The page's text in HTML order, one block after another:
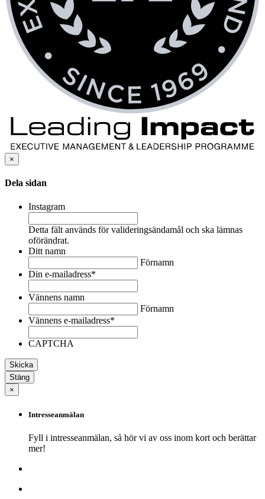
×
Dela sidan
Instagram
Detta fält används för valideringsändamål och ska lämnas
oförändrat.
Ditt namn
Förnamn
Din e-mailadress*
Vännens namn
Förnamn
Vännens e-mailadress*
CAPTCHA
Stäng
×
Intresseanmälan
Fyll i intresseanmälan, så hör vi av oss inom kort och berättar
mer!